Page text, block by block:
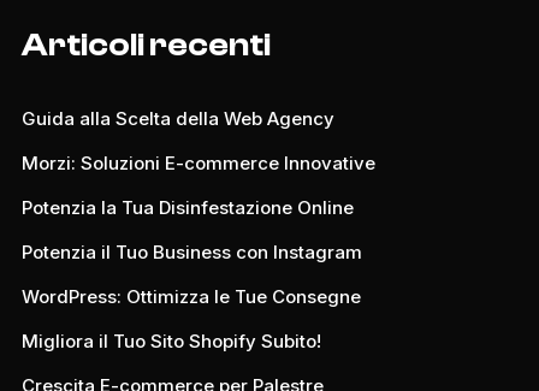
Articoli recenti
Guida alla Scelta della Web Agency
Morzi: Soluzioni E-commerce Innovative
Potenzia la Tua Disinfestazione Online
Potenzia il Tuo Business con Instagram
WordPress: Ottimizza le Tue Consegne
Migliora il Tuo Sito Shopify Subito!
Crescita E-commerce per Palestre